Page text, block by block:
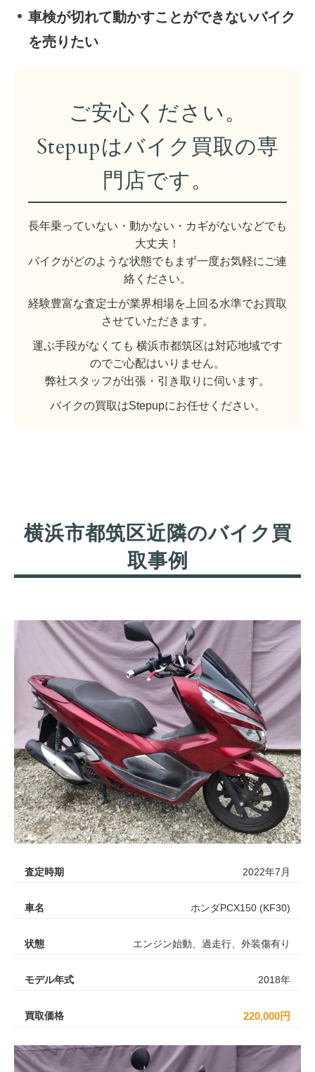
車検が切れて動かすことができないバイク
を売りたい
ご安心ください。
Stepupはバイク買取の専
門店です。
長年乗っていない・動かない・カギがないなどでも
大丈夫！
バイクがどのような状態でもまず一度お気軽にご連
絡ください。
経験豊富な査定士が業界相場を上回る水準でお買取
させていただきます。
運ぶ手段がなくても 横浜市都筑区は対応地域です
のでご心配はいりません。
弊社スタッフが出張・引き取りに伺います。
バイクの買取はStepupにお任せください。
横浜市都筑区近隣のバイク買
取事例
査定時期 2022年7月
車名 ホンダPCX150 (KF30)
状態 エンジン始動、過走行、外装傷有り
モデル年式 2018年
買取価格 220,000円